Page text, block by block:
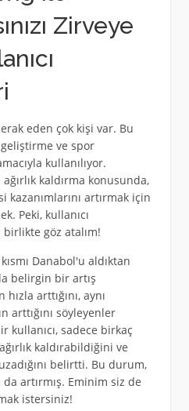
Zirveye
eden çok kişi var. Bu
ve spor
kullanılıyor.
kaldırma konusunda,
kazanımlarını artırmak için
Peki, kullanıcı
göz atalım!
Danabol'u aldıktan
belirgin bir artış
arttığını, aynı
arttığını söyleyenler
kullanıcı, sadece birkaç
kaldırabildiğini ve
belirtti. Bu durum,
artırmış. Eminim siz de
istersiniz!